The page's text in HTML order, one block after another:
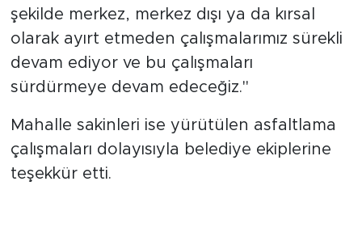
şekilde merkez, merkez dışı ya da kırsal
olarak ayırt etmeden çalışmalarımız sürekli
devam ediyor ve bu çalışmaları
sürdürmeye devam edeceğiz."
Mahalle sakinleri ise yürütülen asfaltlama
çalışmaları dolayısıyla belediye ekiplerine
teşekkür etti.